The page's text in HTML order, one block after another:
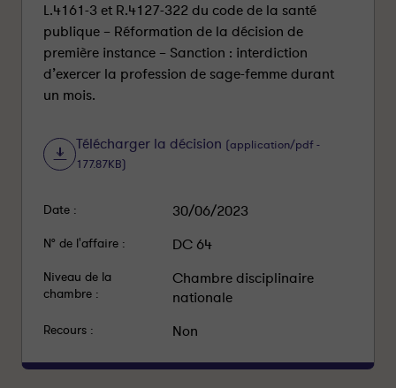
L.4161-3 et R.4127-322 du code de la santé
publique – Réformation de la décision de
première instance – Sanction : interdiction
d’exercer la profession de sage-femme durant
un mois.
Télécharger la décision (application/pdf -
177.87KB)
Date : 30/06/2023
N° de l'affaire : DC 64
Niveau de la
chambre :
Chambre disciplinaire
nationale
Recours : Non